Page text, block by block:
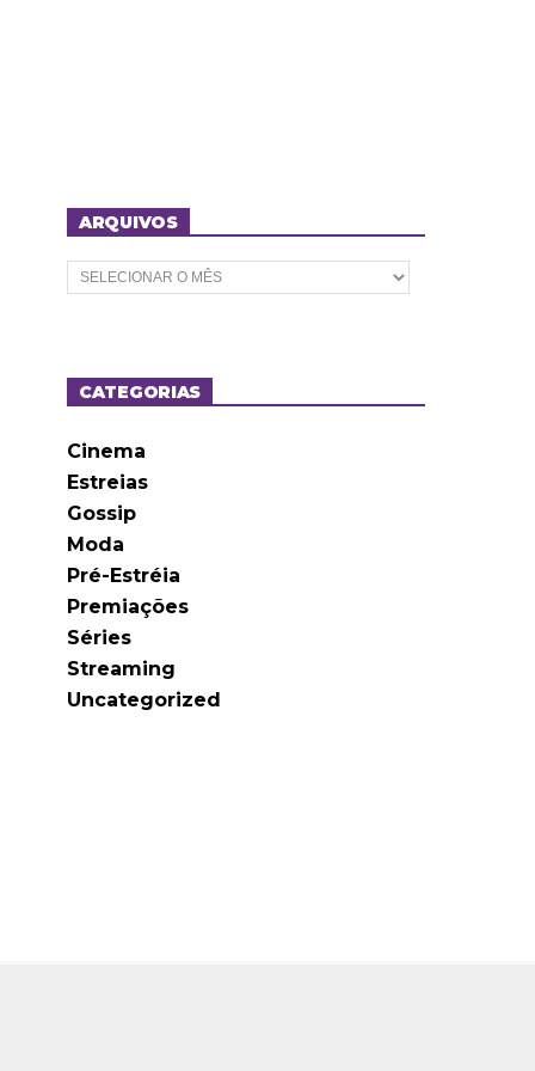
ARQUIVOS
A
r
o
sCATEGORIAS
Cinema
Estreias
Gossip
Moda
Pré-Estréia
Premiações
Séries
Streaming
Uncategorized